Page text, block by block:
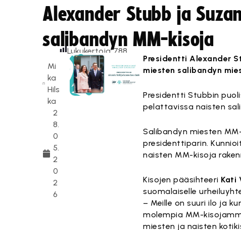
Alexander Stubb ja
salibandyn MM-kisoja
Mi
ka
Hils
ka
2
8.
0
5.
2
0
2
6
Lukukertoja:788
Presidentti Alexander
miesten salibandyn
Presidentti Stubbin
pelattavissa naisten
Salibandyn miesten
presidenttiparin.
naisten MM-kisoja
Kisojen pääsihteeri Kati
suomalaiselle
– Meille on suuri ilo ja
molempia MM-
miesten ja naisten